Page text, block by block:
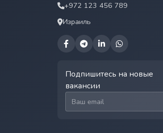
+972 123 456 789
Израиль
Подпишитесь на новые
вакансии
Email для подписки